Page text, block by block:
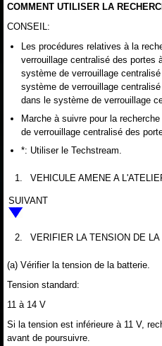
COMMENT UTILISER LA
CONSEIL:
Les procédures relatives à la
verrouillage centralisé des portes
système de verrouillage
système de verrouillage
dans le système de verrouillage
Marche à suivre pour la
de verrouillage centralisé des
*: Utiliser le Techstream.
1. VEHICULE AMENE A
SUIVANT
2. VERIFIER LA TENSION DE LA
(a) Vérifier la tension de la batterie.
Tension standard:
11 à 14 V
Si la tension est inférieure à 11 V,
avant de poursuivre.